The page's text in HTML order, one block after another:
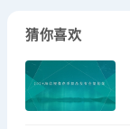
猜你喜欢